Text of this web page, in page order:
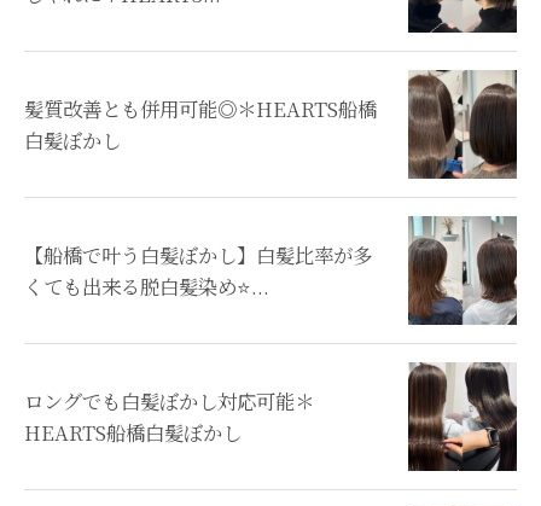
髪質改善とも併用可能◎＊HEARTS船橋
白髪ぼかし
【船橋で叶う白髪ぼかし】白髪比率が多
くても出来る脱白髪染め⭐...
ロングでも白髪ぼかし対応可能＊
HEARTS船橋白髪ぼかし